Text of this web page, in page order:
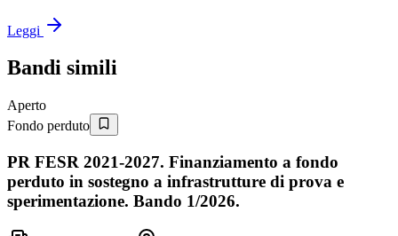
Leggi
Bandi simili
Aperto
Fondo perduto
PR FESR 2021-2027. Finanziamento a fondo
perduto in sostegno a infrastrutture di prova e
sperimentazione. Bando 1/2026.